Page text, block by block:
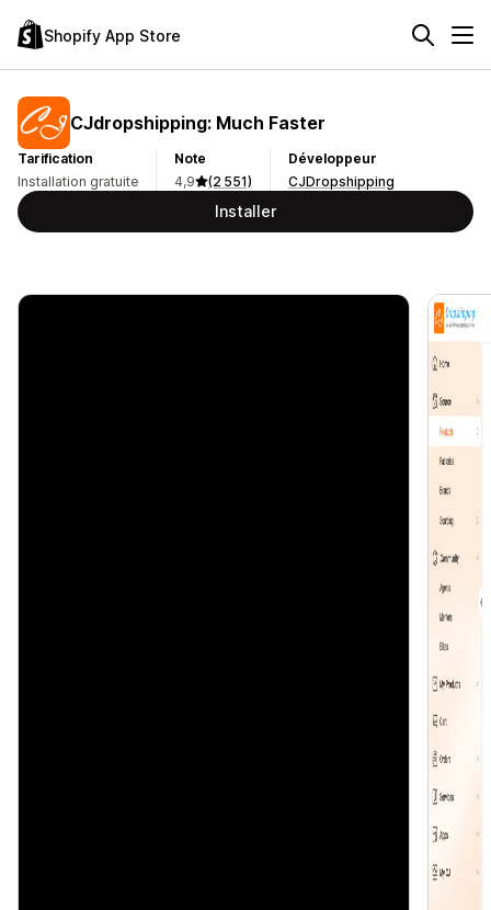
Shopify App Store
CJdropshipping: Much Faster
Tarification
Installation gratuite
Note
4,9
(2 551)
Développeur
CJDropshipping
Installer